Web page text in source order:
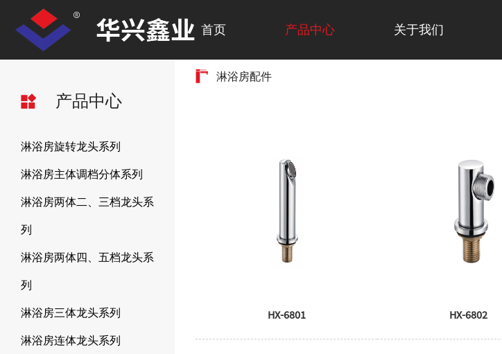
首页 产品中心 关于我们
产品中心
淋浴房旋转龙头系列
淋浴房主体调档分体系列
淋浴房两体二、三档龙头系
列
淋浴房两体四、五档龙头系
列
淋浴房三体龙头系列
淋浴房连体龙头系列
淋浴房配件
HX-6801 HX-6802